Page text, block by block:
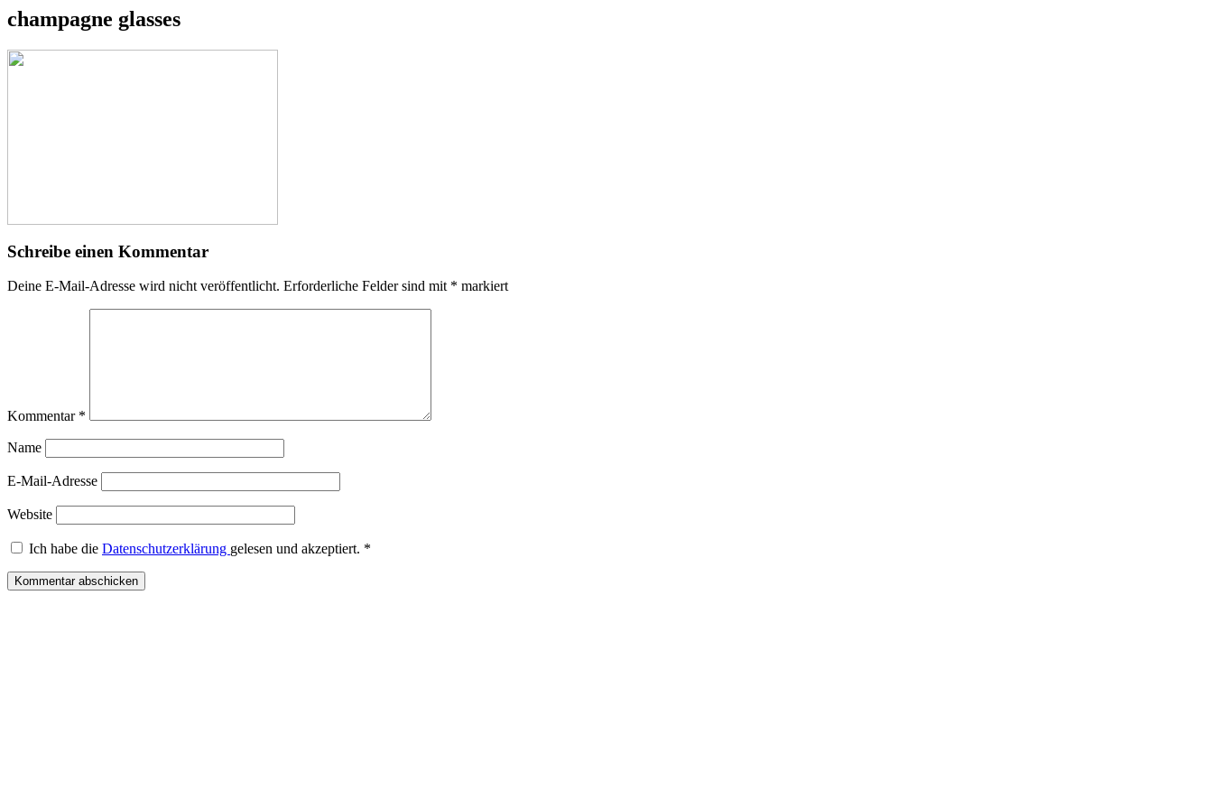
champagne glasses
Schreibe einen Kommentar
Deine E-Mail-Adresse wird nicht veröffentlicht. Erforderliche Felder sind mit * markiert
Kommentar *
Name
E-Mail-Adresse
Website
Ich habe die Datenschutzerklärung gelesen und akzeptiert. *